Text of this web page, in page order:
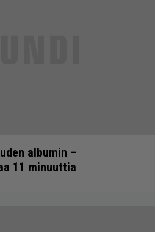
albumin –
11 minuuttia